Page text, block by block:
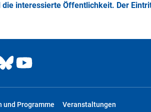
interessierte Öffentlichkeit. Der
und Programme Veranstaltungen